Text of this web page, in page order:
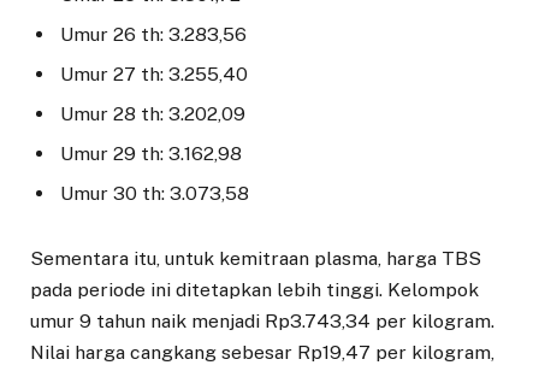
Umur 26 th: 3.283,56
Umur 27 th: 3.255,40
Umur 28 th: 3.202,09
Umur 29 th: 3.162,98
Umur 30 th: 3.073,58
Sementara itu, untuk kemitraan plasma, harga TBS
pada periode ini ditetapkan lebih tinggi. Kelompok
umur 9 tahun naik menjadi Rp3.743,34 per kilogram.
Nilai harga cangkang sebesar Rp19,47 per kilogram,